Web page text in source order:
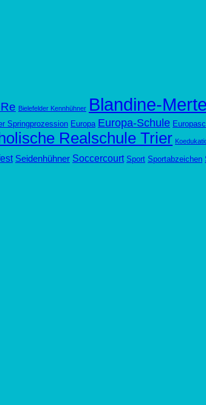
Bielefelder Kennhühner Blandine-
Springprozession Europa Europa-Schule
Realschule Trier
Seidenhühner Soccercourt Sport Sportabzeichen